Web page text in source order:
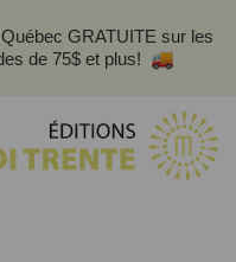
GRATUITE sur les
de 75$ et plus!